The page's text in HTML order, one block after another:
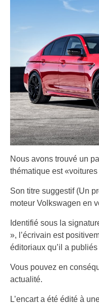
Nous avons trouvé un
thématique est
Son titre suggestif (Un
moteur Volkswagen en
Identifié sous la
», l’écrivain est
éditoriaux qu’il a
Vous pouvez en
actualité.
L’encart a été édité à